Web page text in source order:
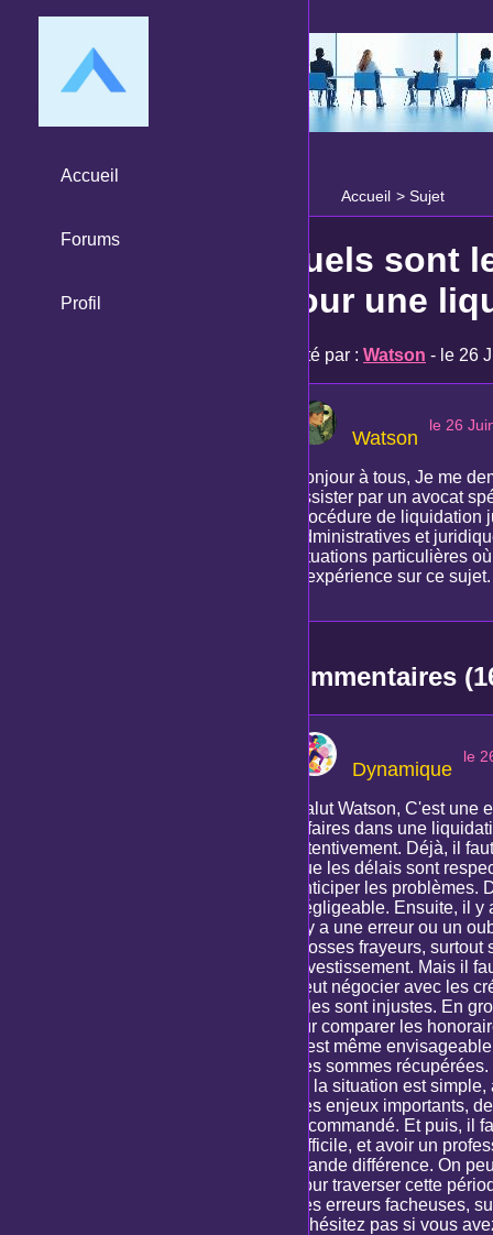
Accueil > Sujet
Accueil
Forums
Profil
Quels sont
pour une
Posté par : Watson - le 26
Watson
le 26
Bonjour à tous, Je me
assister par un avocat
procédure de
administratives et
situations particulières
d'expérience sur ce sujet.
Commentaires
Dynamique
le
Salut Watson, C'est
affaires dans une
attentivement. Déjà, il
que les délais sont
anticiper les problèmes.
négligeable. Ensuite, il
il y a une erreur ou un
grosses frayeurs,
investissement. Mais il
peut négocier avec les
elles sont injustes. En
sûr comparer les
Il est même
des sommes
Si la situation est
des enjeux importants,
recommandé. Et puis, il
difficile, et avoir un
grande différence. On
pour traverser cette
des erreurs facheuses,
N'hésitez pas si vous